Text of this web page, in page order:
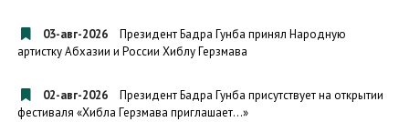
03-авг-2026
Президент Бадра Гунба принял Народную
артистку Абхазии и России Хиблу Герзмава
02-авг-2026
Президент Бадра Гунба присутствует на открытии
фестиваля «Хибла Герзмава приглашает…»